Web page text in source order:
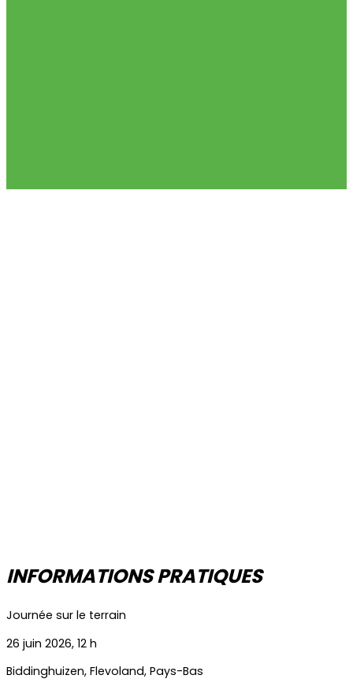
INFORMATIONS PRATIQUES
Journée sur le terrain
26 juin 2026, 12 h
Biddinghuizen, Flevoland, Pays-Bas